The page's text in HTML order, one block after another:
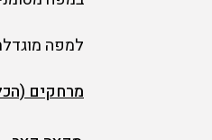
למפה
מרחקים